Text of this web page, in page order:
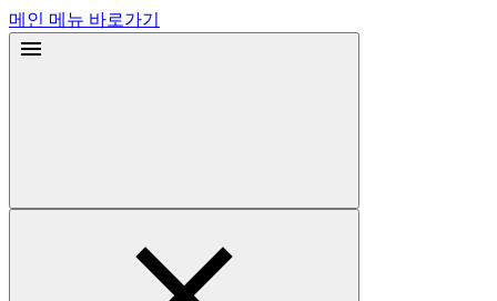
메인 메뉴 바로가기